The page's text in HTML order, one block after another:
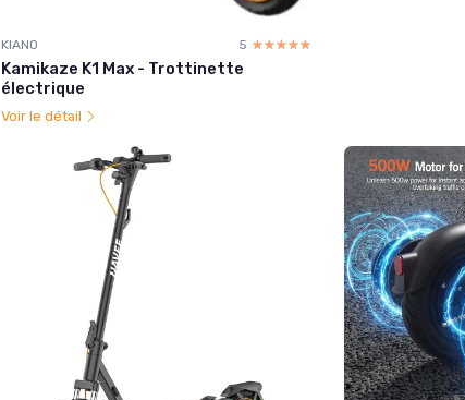
KIANO 5 ☆☆☆☆☆
★★★★★
Kamikaze K1 Max - Trottinette
électrique
Voir le détail